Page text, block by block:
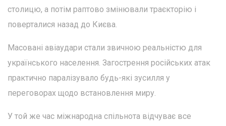
столицю, а потім раптово змінювали траєкторію і
поверталися назад до Києва.
Масовані авіаудари стали звичною реальністю для
українського населення. Загострення російських атак
практично паралізувало будь-які зусилля у
переговорах щодо встановлення миру.
У той же час міжнародна спільнота відчуває все